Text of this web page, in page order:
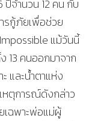
ปีจำนวน 12 คน กับ
รกู้ภัยเพื่อช่วย
แม้วันนี้
13 คนออกมาจาก
และน้ำตาแห่ง
หตุการณ์ดังกล่าว
เฉพาะพ่อแม่ผู้